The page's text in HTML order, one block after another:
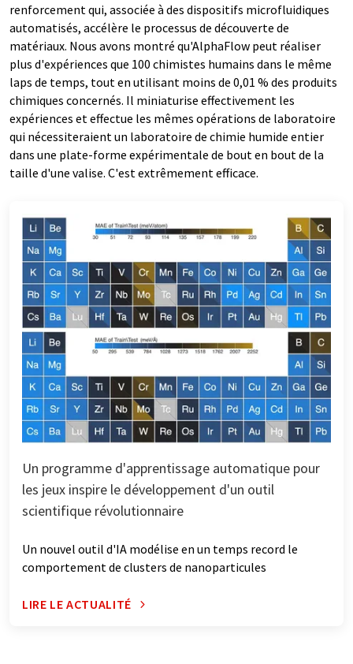
renforcement qui, associée à des dispositifs microfluidiques
automatisés, accélère le processus de découverte de
matériaux. Nous avons montré qu'AlphaFlow peut réaliser
plus d'expériences que 100 chimistes humains dans le même
laps de temps, tout en utilisant moins de 0,01 % des produits
chimiques concernés. Il miniaturise effectivement les
expériences et effectue les mêmes opérations de laboratoire
qui nécessiteraient un laboratoire de chimie humide entier
dans une plate-forme expérimentale de bout en bout de la
taille d'une valise. C'est extrêmement efficace.
Un programme d'apprentissage automatique pour
les jeux inspire le développement d'un outil
scientifique révolutionnaire
Un nouvel outil d'IA modélise en un temps record le
comportement de clusters de nanoparticules
LIRE LE ACTUALITÉ